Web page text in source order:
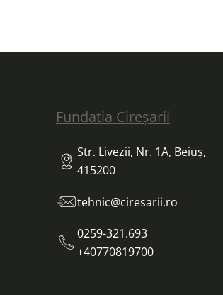
Fundatia Cireșarii
Str. Livezii, Nr. 1A, Beiuș,
415200
tehnic@ciresarii.ro
0259-321.693
+40770819700